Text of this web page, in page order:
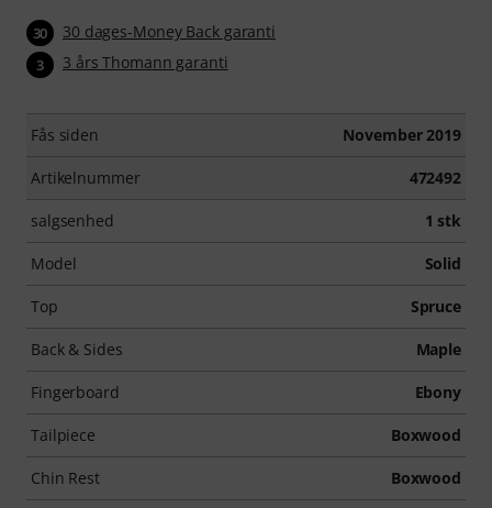
30 30 dages-Money Back garanti
3 3 års Thomann garanti
Fås siden November 2019
Artikelnummer 472492
salgsenhed 1 stk
Model Solid
Top Spruce
Back & Sides Maple
Fingerboard Ebony
Tailpiece Boxwood
Chin Rest Boxwood